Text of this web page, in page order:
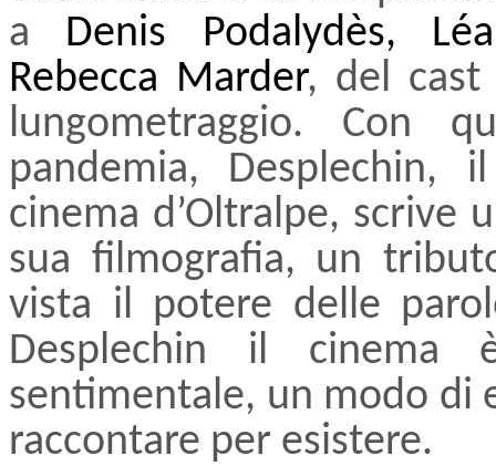
a Denis Podalydès,
Rebecca Marder, del cast
lungometraggio. Con
pandemia, Desplechin,
cinema d’Oltralpe, scrive
sua filmografia, un
vista il potere delle
Desplechin il cinema
sentimentale, un modo di
raccontare per esistere.